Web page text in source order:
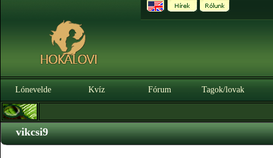
Lónevelde Kvíz Fórum Tagok/lovak
vikcsi9